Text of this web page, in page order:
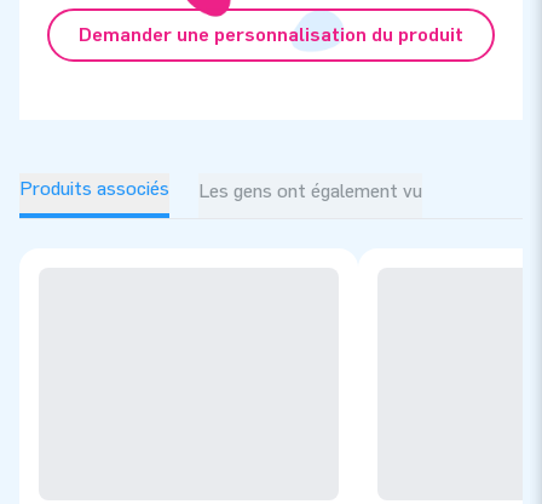
Demander une personnalisation du produit
Produits associés Les gens ont également vu